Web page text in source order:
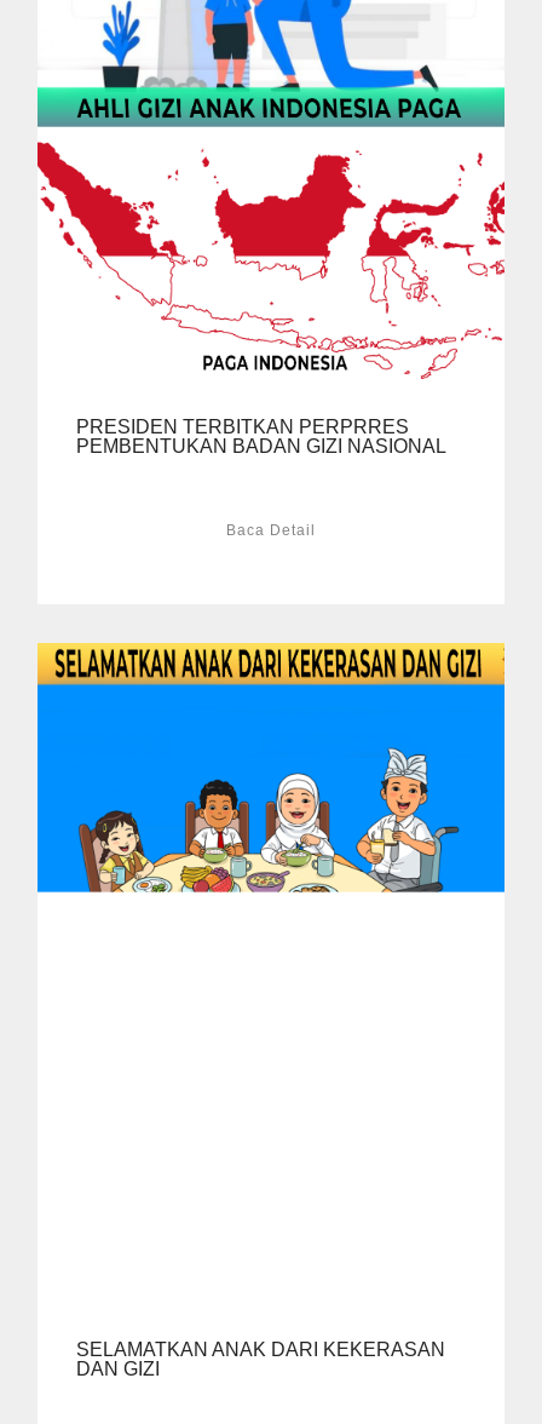
PRESIDEN TERBITKAN PERPRRES
PEMBENTUKAN BADAN GIZI NASIONAL
Baca Detail
SELAMATKAN ANAK DARI KEKERASAN
DAN GIZI